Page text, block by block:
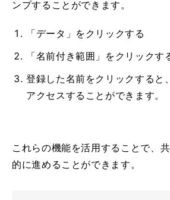
ンプすることができます。
「データ」をクリックする
「名前付き範囲」をクリックす
登録した名前をクリックすると
アクセスすることができます。
これらの機能を活用することで、
的に進めることができます。